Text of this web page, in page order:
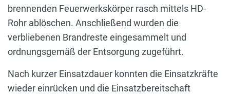
brennenden Feuerwerkskörper rasch mittels HD-
Rohr ablöschen. Anschließend wurden die
verbliebenen Brandreste eingesammelt und
ordnungsgemäß der Entsorgung zugeführt.
Nach kurzer Einsatzdauer konnten die Einsatzkräfte
wieder einrücken und die Einsatzbereitschaft